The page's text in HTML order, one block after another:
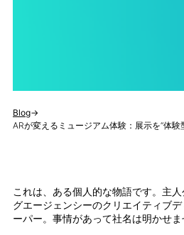
Blog→
ARが変えるミュージアム体験：展示を“体
これは、ある個人的な物語です。主
グエージェンシーのクリエイティブ
ーパー。事情があって社名は明かせま